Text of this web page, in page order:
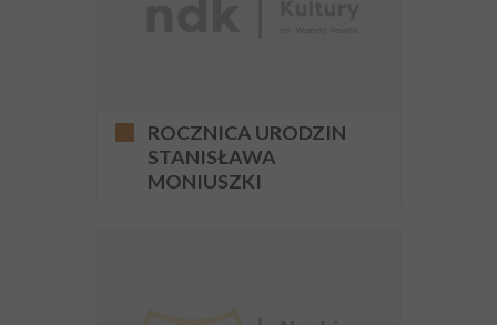
ROCZNICA URODZIN
STANISŁAWA
MONIUSZKI